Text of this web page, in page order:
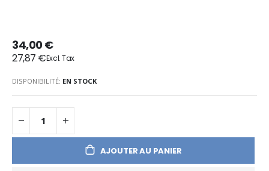
34,00 €
27,87 €
DISPONIBILITÉ: EN STOCK
AJOUTER AU PANIER